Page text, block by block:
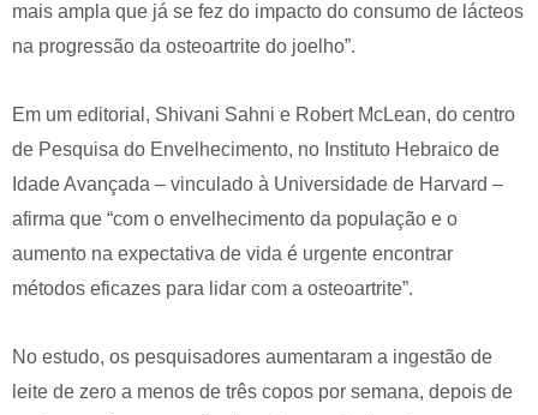
mais ampla que já se fez do impacto do consumo de lácteos
na progressão da osteoartrite do joelho”.
Em um editorial, Shivani Sahni e Robert McLean, do centro
de Pesquisa do Envelhecimento, no Instituto Hebraico de
Idade Avançada – vinculado à Universidade de Harvard –
afirma que “com o envelhecimento da população e o
aumento na expectativa de vida é urgente encontrar
métodos eficazes para lidar com a osteoartrite”.
No estudo, os pesquisadores aumentaram a ingestão de
leite de zero a menos de três copos por semana, depois de